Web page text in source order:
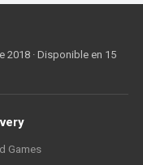
2018 · Disponible en 15
Games